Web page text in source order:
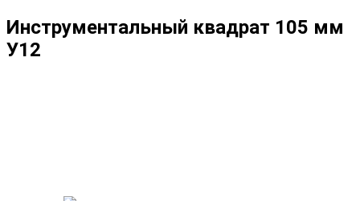
Инструментальный квадрат 105 мм
У12